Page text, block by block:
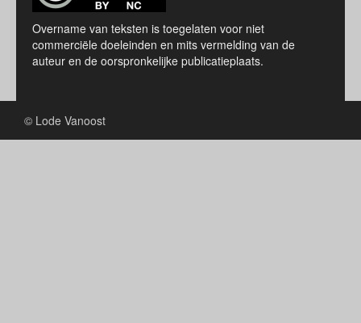
Overname van teksten is toegelaten voor niet
commerciële doeleinden en mits vermelding van de
auteur en de oorspronkelijke publicatieplaats.
© Lode Vanoost